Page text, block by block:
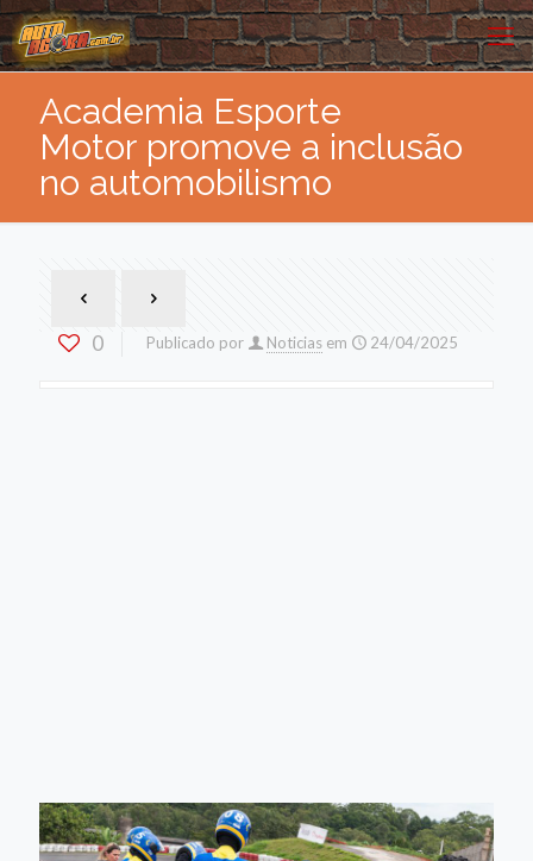
Academia Esporte
Motor promove a inclusão
no automobilismo
0 Publicado por Noticias em 24/04/2025